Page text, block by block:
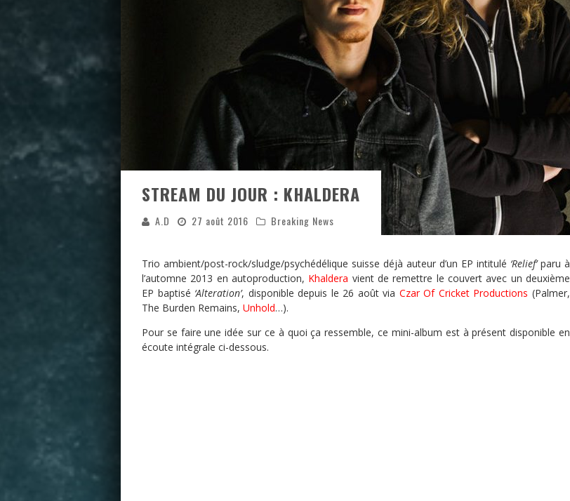
STREAM DU JOUR : KHALDERA
A.D 27 août 2016 Breaking News
Trio ambient/post-rock/sludge/psychédélique suisse déjà auteur d’un EP intitulé ‘Relief’paru à
l’automne 2013 en autoproduction, Khaldera vient de remettre le couvert avec un deuxième
EP baptisé ‘Alteration’, disponible depuis le 26 août via Czar Of Cricket Productions (Palmer,
The Burden Remains, Unhold…).
Pour se faire une idée sur ce à quoi ça ressemble, ce mini-album est à présent disponible en
écoute intégrale ci-dessous.